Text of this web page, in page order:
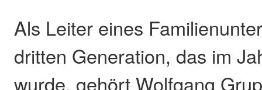
Als Leiter eines
dritten Generation, das im
wurde, gehört Wolfgang